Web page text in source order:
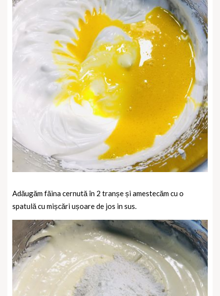
Adăugăm făina cernută în 2 tranșe și amestecăm cu o
spatulă cu mișcări ușoare de jos in sus.